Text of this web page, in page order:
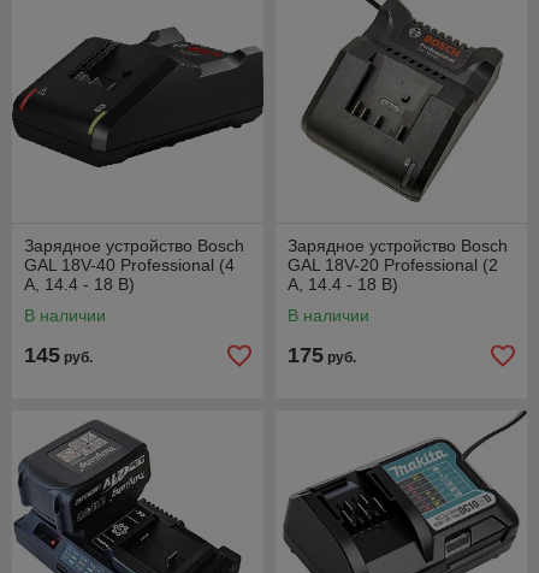
Зарядное устройство Bosch
GAL 18V-40 Professional (4
А, 14.4 - 18 В)
В наличии
145 руб.
Зарядное устройство Bosch
GAL 18V-20 Professional (2
А, 14.4 - 18 В)
В наличии
175 руб.